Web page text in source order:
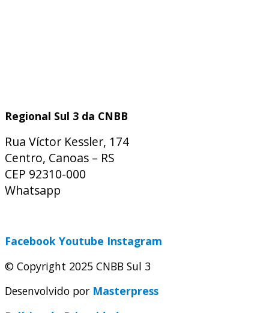
Regional Sul 3 da CNBB
Rua Víctor Kessler, 174
Centro, Canoas – RS
CEP 92310-000
Whatsapp
Facebook Youtube Instagram
© Copyright 2025 CNBB Sul 3
Desenvolvido por Masterpress